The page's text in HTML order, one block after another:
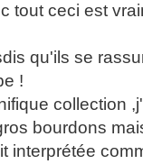
tout ceci est
qu'ils se
!
collection
bourdons
interprétée